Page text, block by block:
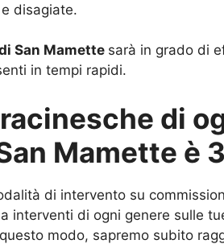
disagiate.
San Mamette sarà in grado di
in tempi rapidi.
di
Mamette è
di intervento su
interventi di ogni genere sulle
modo, sapremo subito